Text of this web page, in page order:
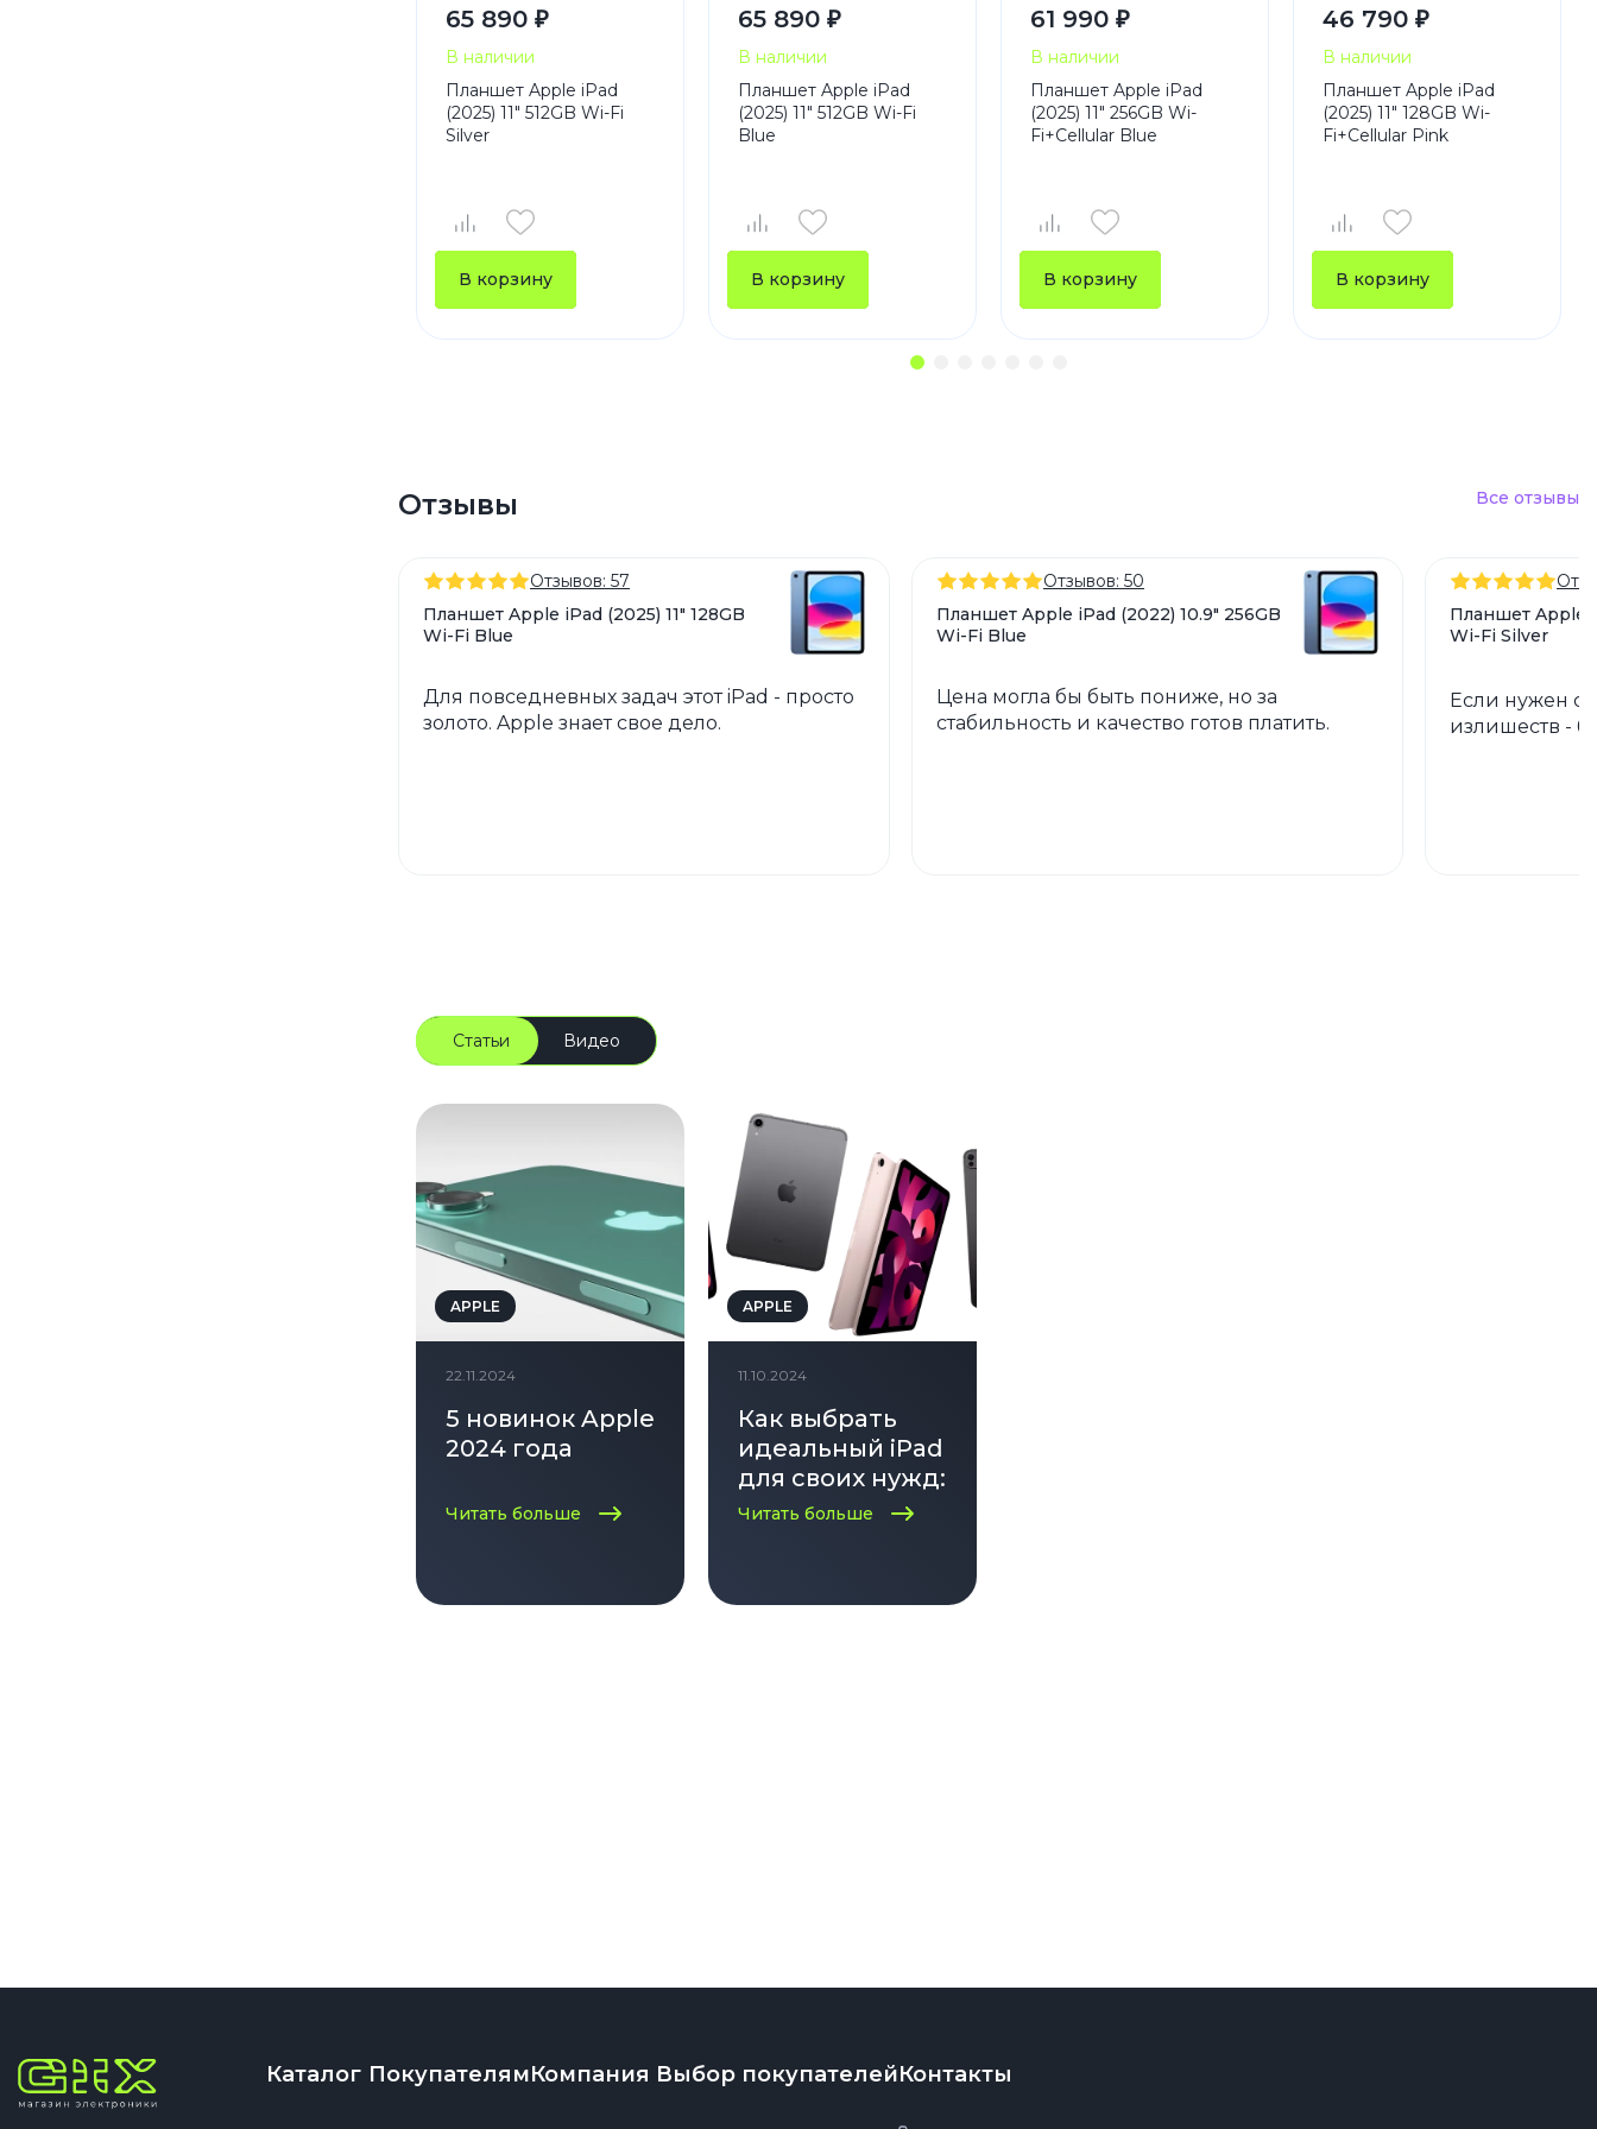
65 890 ₽
В наличии
Планшет Apple iPad
(2025) 11" 512GB Wi-Fi
Silver
В корзину
65 890 ₽
В наличии
Планшет Apple iPad
(2025) 11" 512GB Wi-Fi
Blue
В корзину
61 990 ₽
В наличии
Планшет Apple iPad
(2025) 11" 256GB Wi-
Fi+Cellular Blue
В корзину
46 790 ₽
В наличии
Планшет Apple iPad
(2025) 11" 128GB Wi-
Fi+Cellular Pink
В корзину
Отзывы Все отзывы
Отзывов: 57
Планшет Apple iPad (2025) 11" 128GB
Wi-Fi Blue
Для повседневных задач этот iPad - просто
золото. Apple знает свое дело.
Отзывов: 50
Планшет Apple iPad (2022) 10.9" 256GB
Wi-Fi Blue
Цена могла бы быть пониже, но за
стабильность и качество готов платить.
Планшет Apple
Wi-Fi Silver
Если нужен
излишеств -
Статьи Видео
APPLE
22.11.2024
5 новинок Apple
2024 года
Читать больше
APPLE
11.10.2024
Как выбрать
идеальный iPad
для своих нужд:
советы по
Читать больше
Каталог ПокупателямКомпания Выбор покупателейКонтакты